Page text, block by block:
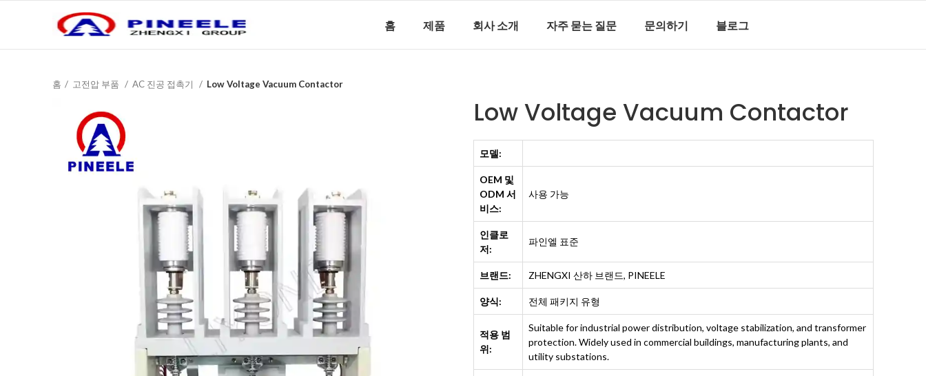
홈 제품 회사 소개 자주 묻는 질문 문의하기 블로그
홈 고전압 부품 AC 진공 접촉기 Low Voltage Vacuum Contactor
Low Voltage Vacuum Contactor
모델:
OEM 및
ODM 서
비스:
사용 가능
인클로
저:
파인엘 표준
브랜드: ZHENGXI 산하 브랜드, PINEELE
양식: 전체 패키지 유형
적용 범
위:
Suitable for industrial power distribution, voltage stabilization, and transformer
protection. Widely used in commercial buildings, manufacturing plants, and
utility substations.